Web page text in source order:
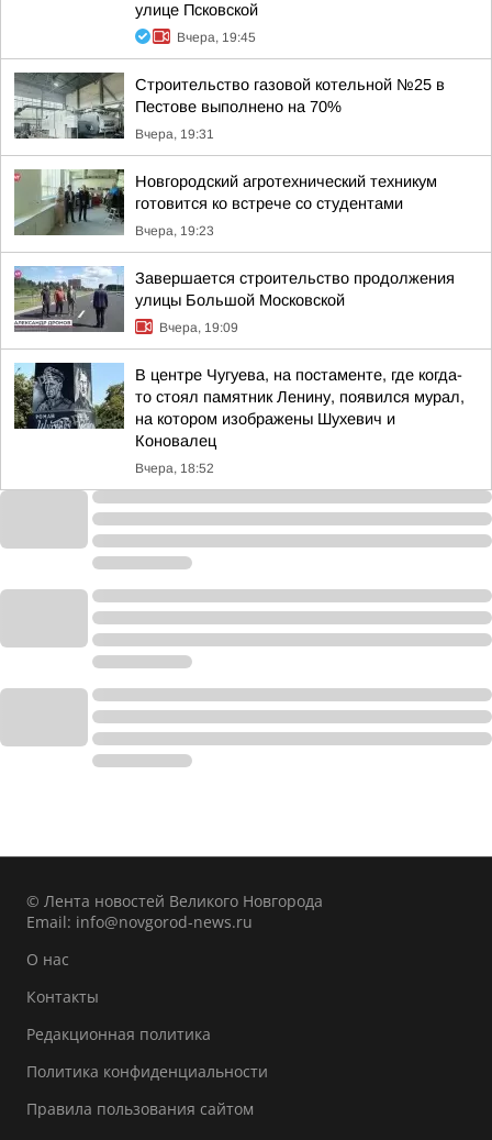
улице Псковской
Вчера, 19:45
Строительство газовой котельной №25 в
Пестове выполнено на 70%
Вчера, 19:31
Новгородский агротехнический техникум
готовится ко встрече со студентами
Вчера, 19:23
Завершается строительство продолжения
улицы Большой Московской
Вчера, 19:09
В центре Чугуева, на постаменте, где когда-
то стоял памятник Ленину, появился мурал,
на котором изображены Шухевич и
Коновалец
Вчера, 18:52
© Лента новостей Великого Новгорода
Email: info@novgorod-news.ru
О нас
Контакты
Редакционная политика
Политика конфиденциальности
Правила пользования сайтом